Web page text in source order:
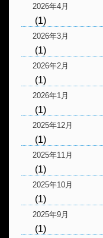
2026年4月
(1)
2026年3月
(1)
2026年2月
(1)
2026年1月
(1)
2025年12月
(1)
2025年11月
(1)
2025年10月
(1)
2025年9月
(1)